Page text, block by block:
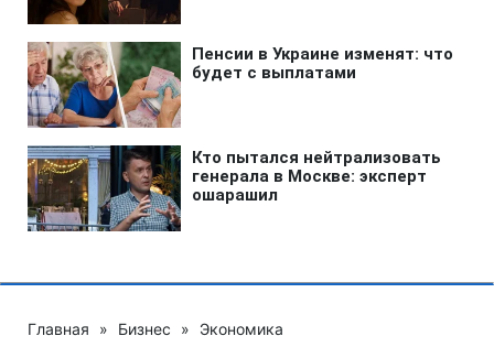
Главная » Бизнес » Экономика